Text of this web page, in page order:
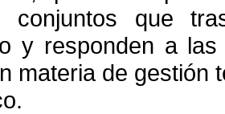
conjuntos que
y responden a
materia de gestión